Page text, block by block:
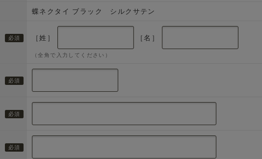
蝶ネクタイ ブラック シルクサテン
［姓］ ［名］
（全角で入力してください）